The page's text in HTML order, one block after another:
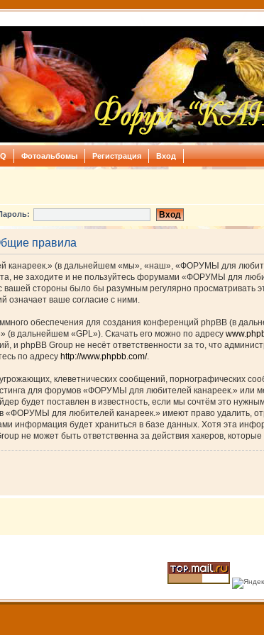
Фотоальбомы Регистрация Вход
правила
(в дальнейшем «мы», «наш», «ФОРУМЫ для
не заходите и не пользуйтесь форумами «ФОРУМЫ для
вашей стороны было бы разумным регулярно
означает ваше согласие с ними.
обеспечения для создания конференций phpBB (в
» (в дальнейшем «GPL»). Скачать его можно по адресу
и phpBB Group не несёт ответственности за то, что
по адресу http://www.phpbb.com/.
клеветнических сообщений, порнографических
для форумов «ФОРУМЫ для любителей канареек.»
будет поставлен в известность, если мы сочтём это
«ФОРУМЫ для любителей канареек.» имеют право удалить,
информация будет храниться в базе данных. Хотя эта
не может быть ответственна за действия хакеров, которые